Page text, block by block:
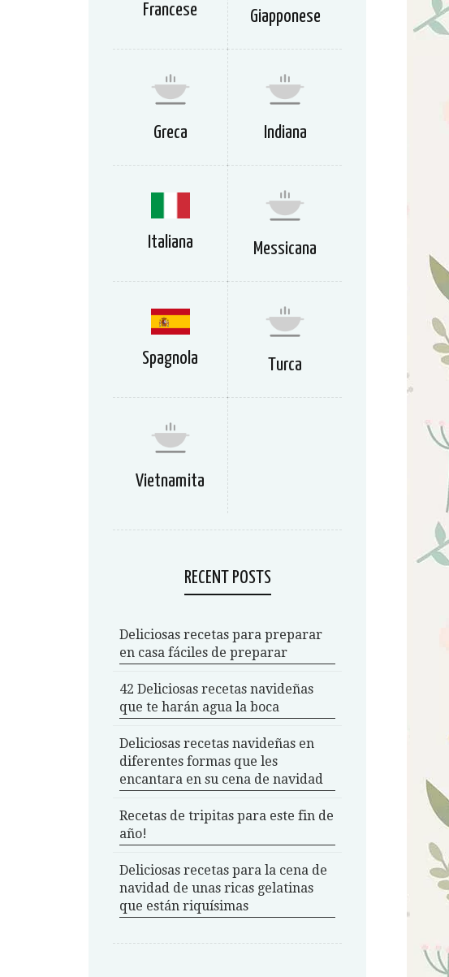
Francese Giapponese
Greca Indiana
Italiana Messicana
Spagnola Turca
Vietnamita
RECENT POSTS
Deliciosas recetas para preparar
en casa fáciles de preparar
42 Deliciosas recetas navideñas
que te harán agua la boca
Deliciosas recetas navideñas en
diferentes formas que les
encantara en su cena de navidad
Recetas de tripitas para este fin de
año!
Deliciosas recetas para la cena de
navidad de unas ricas gelatinas
que están riquísimas